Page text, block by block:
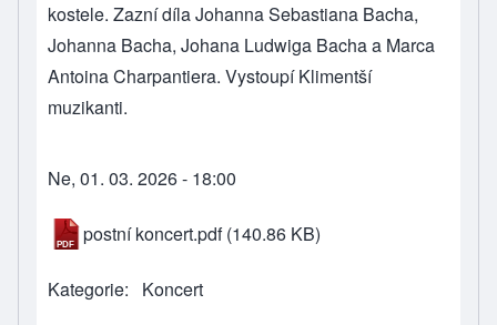
kostele. Zazní díla Johanna Sebastiana Bacha,
Johanna Bacha, Johana Ludwiga Bacha a Marca
Antoina Charpantiera. Vystoupí Klimentší
muzikanti.
Ne, 01. 03. 2026 - 18:00
postní koncert.pdf (140.86 KB)
Kategorie Koncert